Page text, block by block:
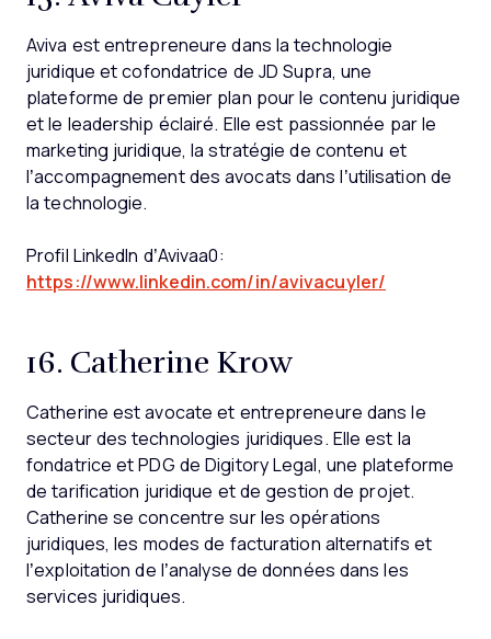
Aviva est entrepreneure dans la technologie
juridique et cofondatrice de JD Supra, une
plateforme de premier plan pour le contenu juridique
et le leadership éclairé. Elle est passionnée par le
marketing juridique, la stratégie de contenu et
l’accompagnement des avocats dans l’utilisation de
la technologie.
Profil LinkedIn d’Avivaa0:
https://www.linkedin.com/in/avivacuyler/
16. Catherine Krow
Catherine est avocate et entrepreneure dans le
secteur des technologies juridiques. Elle est la
fondatrice et PDG de Digitory Legal, une plateforme
de tarification juridique et de gestion de projet.
Catherine se concentre sur les opérations
juridiques, les modes de facturation alternatifs et
l’exploitation de l’analyse de données dans les
services juridiques.